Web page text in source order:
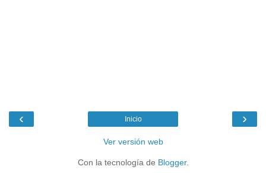
‹ ›
Inicio
Ver versión web
Con la tecnología de Blogger.